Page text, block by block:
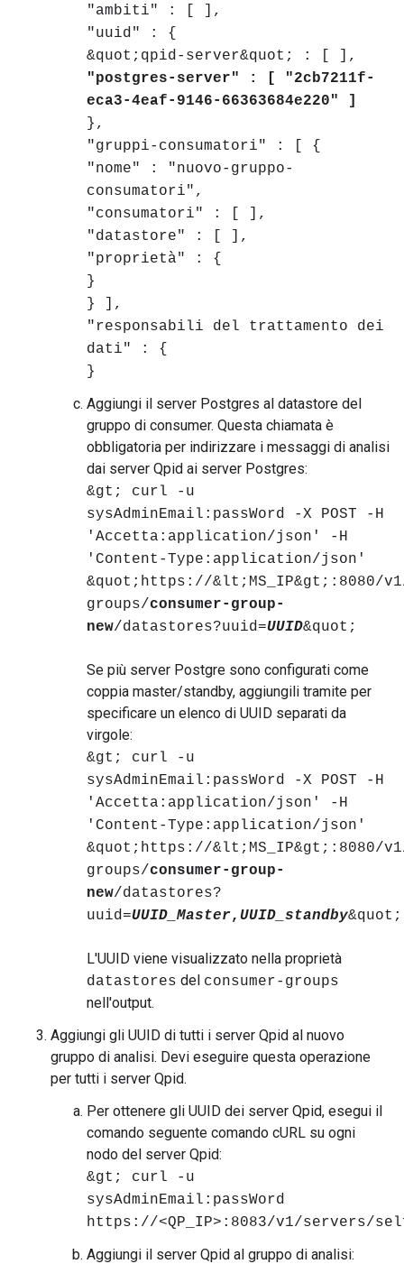
"ambiti" : [ ],
"uuid" : {
&quot;qpid-server&quot; : [ ],
"postgres-server" : [ "2cb7211f-
eca3-4eaf-9146-66363684e220" ]
},
"gruppi-consumatori" : [ {
"nome" : "nuovo-gruppo-
consumatori",
"consumatori" : [ ],
"datastore" : [ ],
"proprietà" : {
}
} ],
"responsabili del trattamento dei
dati" : {
}
Aggiungi il server Postgres al datastore del
gruppo di consumer. Questa chiamata è
obbligatoria per indirizzare i messaggi di analisi
dai server Qpid ai server Postgres:
&gt; curl -u
sysAdminEmail:passWord -X POST -H
'Accetta:application/json' -H
'Content-Type:application/json'
&quot;https://&lt;MS_IP&gt;:8080/
groups/consumer-group-
new/datastores?uuid=UUID&quot;
Se più server Postgre sono configurati come
coppia master/standby, aggiungili tramite per
specificare un elenco di UUID separati da
virgole:
&gt; curl -u
sysAdminEmail:passWord -X POST -H
'Accetta:application/json' -H
'Content-Type:application/json'
&quot;https://&lt;MS_IP&gt;:8080/
groups/consumer-group-
new/datastores?
uuid=UUID_Master, UUID_standby&quot;
L'UUID viene visualizzato nella proprietà
datastores del consumer-groups
nell'output.
Aggiungi gli UUID di tutti i server Qpid al nuovo
gruppo di analisi. Devi eseguire questa operazione
per tutti i server Qpid.
Per ottenere gli UUID dei server Qpid, esegui il
comando seguente comando cURL su ogni
nodo del server Qpid:
&gt; curl -u
sysAdminEmail:passWord
https://<QP_IP>:8083/v1/servers/
Aggiungi il server Qpid al gruppo di analisi: